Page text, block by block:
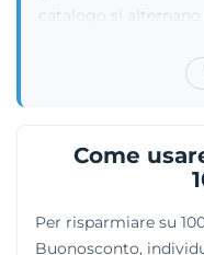
catalogo si
colorate.
piano come Air
specifici, colliri,
quotidiana degli
convenzionati, i quali
Come
Per risparmiare su
Buonosconto,